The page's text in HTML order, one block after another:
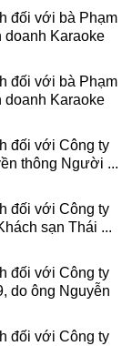
đối với bà Phạm
doanh Karaoke
đối với bà Phạm
doanh Karaoke
đối với Công ty
thông Người ...
đối với Công ty
sạn Thái ...
đối với Công ty
do ông Nguyễn
đối với Công ty